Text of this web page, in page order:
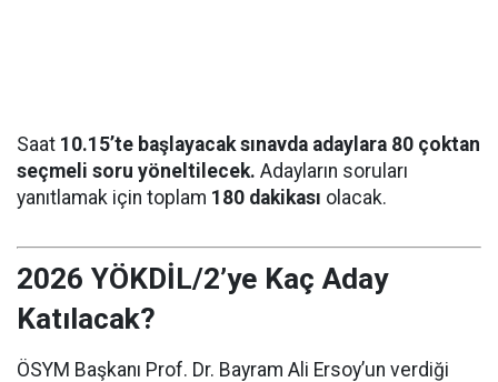
Saat 10.15’te başlayacak sınavda adaylara 80 çoktan
seçmeli soru yöneltilecek. Adayların soruları
yanıtlamak için toplam 180 dakikası olacak.
2026 YÖKDİL/2’ye Kaç Aday
Katılacak?
ÖSYM Başkanı Prof. Dr. Bayram Ali Ersoy’un verdiği